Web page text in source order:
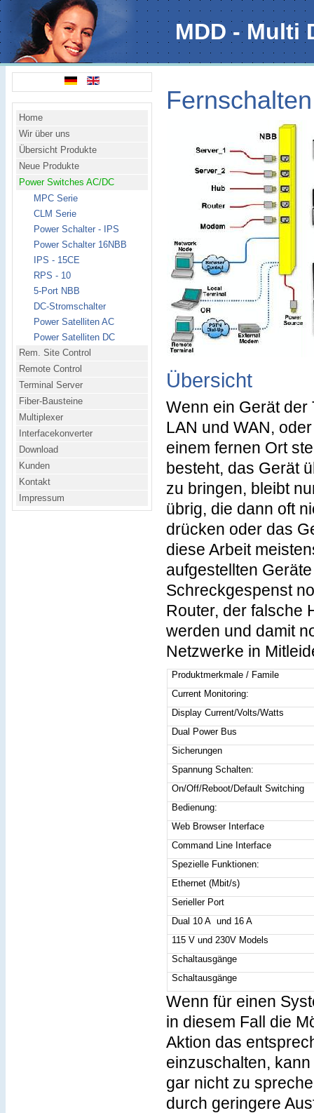
MDD - Multi
Home
Wir über uns
Übersicht Produkte
Neue Produkte
Power Switches AC/DC
MPC Serie
CLM Serie
Power Schalter - IPS
Power Schalter 16NBB
IPS - 15CE
RPS - 10
5-Port NBB
DC-Stromschalter
Power Satelliten AC
Power Satelliten DC
Rem. Site Control
Remote Control
Terminal Server
Fiber-Bausteine
Multiplexer
Interfacekonverter
Download
Kunden
Kontakt
Impressum
Übersicht
Wenn ein Gerät der
LAN und WAN,
einem fernen Ort
besteht, das Gerät
zu bringen, bleibt
übrig, die dann oft
drücken oder das
diese Arbeit
aufgestellten
Schreckgespenst
Router, der falsche
werden und damit
Netzwerke in
Produktmerkmale / Famile
Current Monitoring:
Display Current/Volts/Watts
Dual Power Bus
Sicherungen
Spannung Schalten:
On/Off/Reboot/Default Switching
Bedienung:
Web Browser Interface
Command Line Interface
Spezielle Funktionen:
Ethernet (Mbit/s)
Serieller Port
Dual 10 A und 16 A
115 V und 230V Models
Schaltausgänge
Schaltausgänge
Wenn für einen
in diesem Fall die
Aktion das
einzuschalten,
gar nicht zu
durch geringere